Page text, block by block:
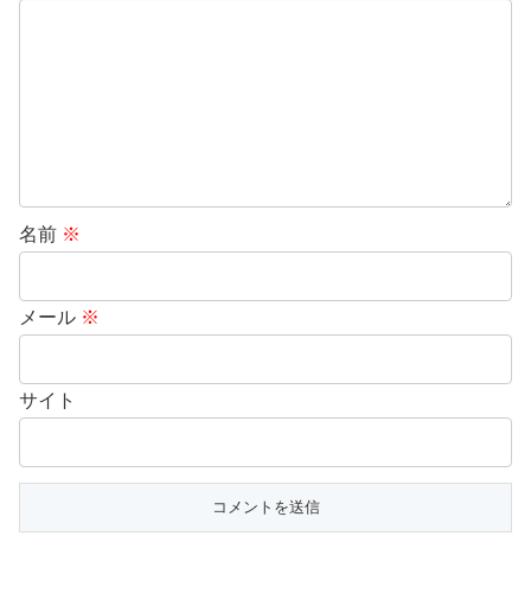
名前 ※
メール ※
サイト